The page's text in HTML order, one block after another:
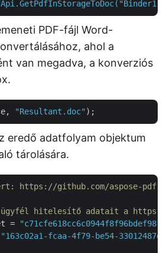
PDF-fájl Word-
ahol a
van megadva, a konverziós
"Resultant.doc"
eredő adatfolyam objektum
tárolására.
https://github.com/aspose-pdf-
hitelesítő adatait a https://
=
"163c02a1-fcaa-4f79-be54-